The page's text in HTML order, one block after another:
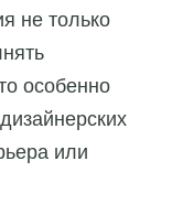
не только
особенно
или